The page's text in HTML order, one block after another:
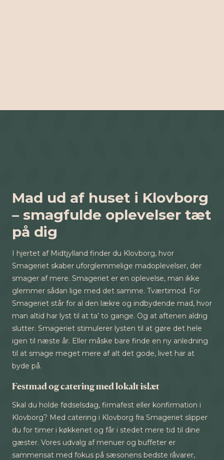
Mad ud af huset i Klovborg
– smagfulde oplevelser tæt
på dig
I hjertet af Midtjylland finder du Klovborg, hvor
Smageriet skaber uforglemmelige madoplevelser, der
smager af mere. Smageriet er en oplevelse, man ikke
glemmer sådan lige med det samme. Tværtimod. For
Smageriet står for al den lækre og indbydende mad, hvor
man altid har lyst til at ta’ to gange. Og at aftenen aldrig
slutter. Smageriet stimulerer lysten til at gøre det hele
igen til næste år. Eller måske bare finde en ny anledning
til at smage meget mere af alt det gode, livet har at
byde på.
Festmad og catering med lokalt islæt
Skal du holde fødselsdag, firmafest eller konfirmation i
Klovborg? Med catering i Klovborg fra Smageriet slipper
du for timer i køkkenet og får i stedet mere tid til dine
gæster. Vores udvalg af menuer og buffeter er
sammensat med fokus på sæsonens bedste råvarer,